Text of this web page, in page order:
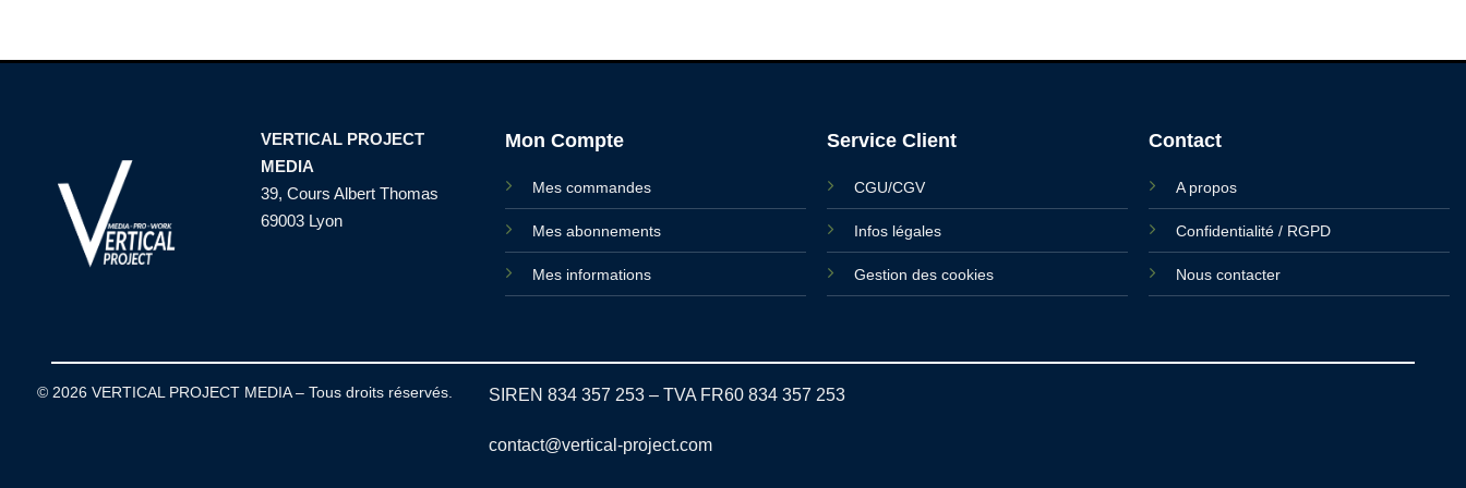
VERTICAL PROJECT
MEDIA
39, Cours Albert Thomas
69003 Lyon
Mon Compte
Mes commandes
Mes abonnements
Mes informations
Service Client
CGU/CGV
Infos légales
Gestion des cookies
Contact
A propos
Confidentialité / RGPD
Nous contacter
© 2026 VERTICAL PROJECT MEDIA – Tous droits réservés. SIREN 834 357 253 – TVA FR60 834 357 253
contact@vertical-project.com